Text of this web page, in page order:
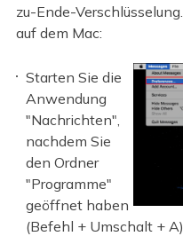
zu-Ende-
auf dem Mac:
Starten Sie die
Anwendung
"Nachrichten",
nachdem Sie
den Ordner
"Programme"
geöffnet haben
(Befehl + Umschalt +